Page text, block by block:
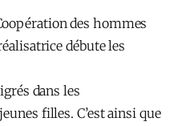
des hommes
débute les
dans les
filles. C’est ainsi que